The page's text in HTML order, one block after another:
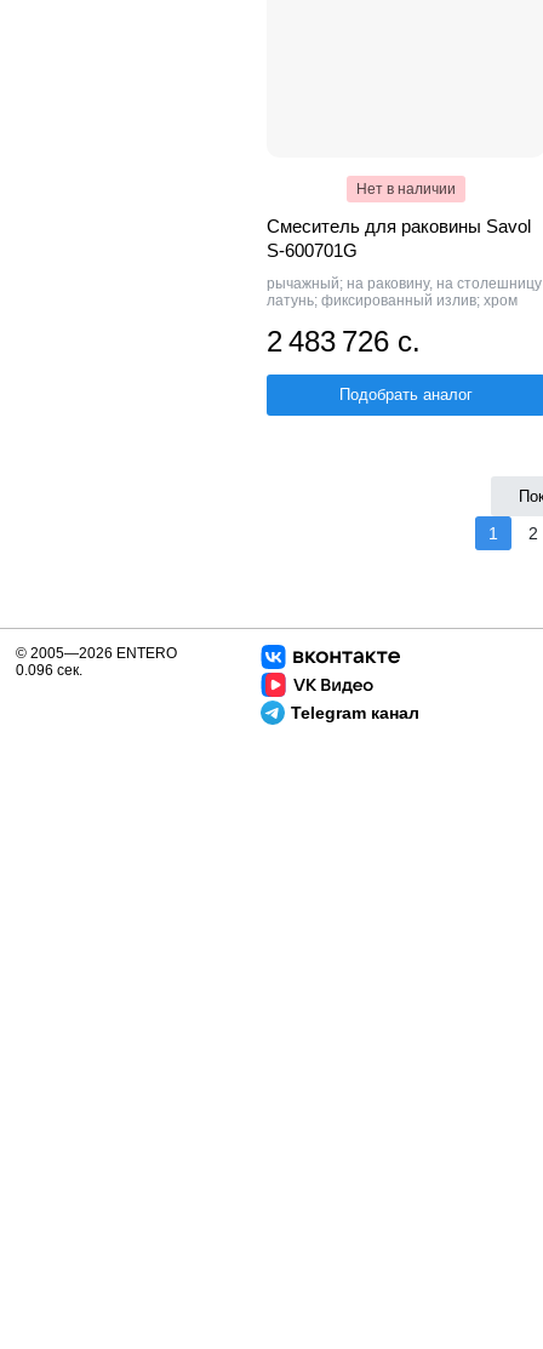
Нет в наличии
Смеситель для раковины Savol
S-600701G
рычажный; на раковину, на
латунь; фиксированный излив; хром
2 483 726 с.
Подобрать аналог
1 2
Telegram канал
© 2005—2026 ENTERO
0.096 сек.